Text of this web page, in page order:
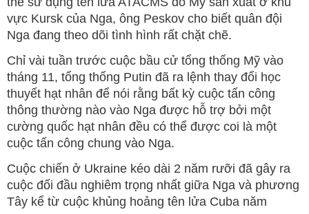
vực Kursk của Nga, ông Peskov cho biết quân đội
Nga đang theo dõi tình hình rất chặt chẽ.
Chỉ vài tuần trước cuộc bầu cử tổng thống Mỹ vào
tháng 11, tổng thống Putin đã ra lệnh thay đổi học
thuyết hạt nhân để nói rằng bất kỳ cuộc tấn công
thông thường nào vào Nga được hỗ trợ bởi một
cường quốc hạt nhân đều có thể được coi là một
cuộc tấn công chung vào Nga.
Cuộc chiến ở Ukraine kéo dài 2 năm rưỡi đã gây ra
cuộc đối đầu nghiêm trọng nhất giữa Nga và phương
Tây kể từ cuộc khủng hoảng tên lửa Cuba năm